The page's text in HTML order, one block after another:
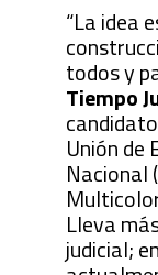
“La idea
todos y
Tiempo
Unión de
Nacional
Lleva
judicial;